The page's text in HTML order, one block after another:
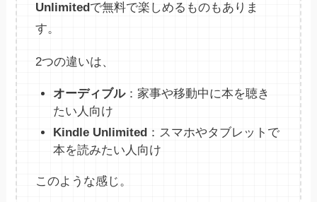
Unlimited で無料で楽しめるものもありま
す。
2つの違いは、
オーディブル：家事や移動中に本を聴き
たい人向け
Kindle Unlimited ：スマホやタブレットで
本を読みたい人向け
このような感じ。